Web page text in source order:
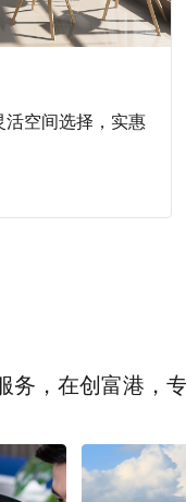
活空间选择，实惠
务，在创富港，